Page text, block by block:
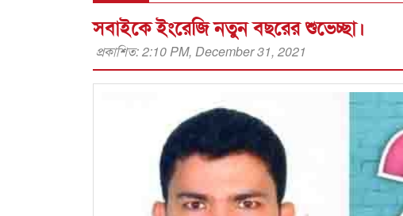
ছবি হোয়াটসঅ্যাপে ব্যবহার করে প্রতারণার চেষ্টা।
সবাইকে ইংরেজি নতুন বছরের শুভেচ্ছা।
প্রকাশিত: 2:10 PM, December 31, 2021